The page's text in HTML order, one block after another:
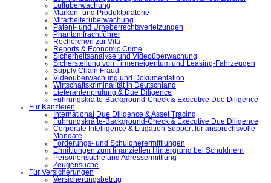
Luftüberwachung
Marken- und Produktpiraterie
Mitarbeiterüberwachung
Patent- und Urheberrechtsverletzungen
Phantomfrachtführer
Recherchen zur Vita
Reports & Economic Crime
Sicherheitsanalyse und Videoüberwachung
Sicherstellung von Firmeneigentum und Leasing-Fahrzeugen
Supply Chain Fraud
Videoüberwachung und Dokumentation
Wirtschaftskriminalität in Deutschland
Lieferantenprüfung & Due Diligence
Führungskräfte-Background-Check & Executive Due Diligence
Für Kanzleien
International Due Diligence & Asset Tracing
Führungskräfte-Background-Check & Executive Due Diligence
Corporate Intelligence & Litigation Support für anspruchsvolle
Mandate
Forderungs- und Schuldnerermittlungen
Ermittlungen zum finanziellen Hintergrund bei Schuldnern
Personensuche und Adressermittlung
Zeugensuche
Für Versicherungen
Versicherungsbetrug